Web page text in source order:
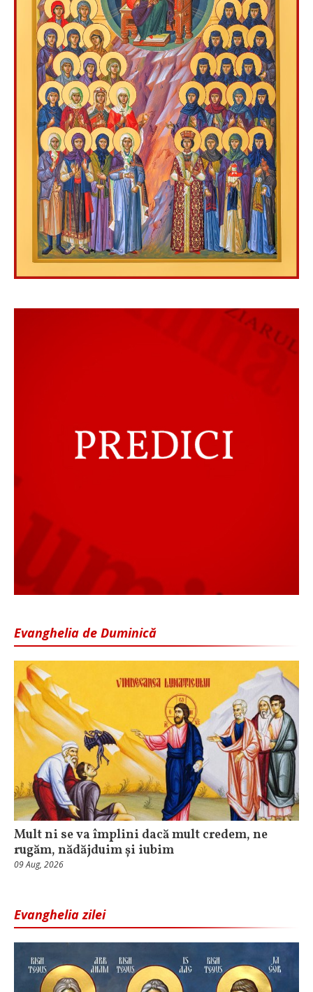
Evanghelia de Duminică
Mult ni se va împlini dacă mult credem, ne
rugăm, nădăjduim și iubim
09 Aug, 2026
Evanghelia zilei